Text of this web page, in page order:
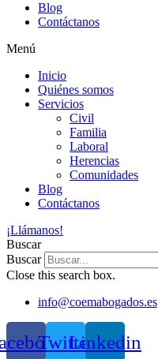
Blog
Contáctanos
Menú
Inicio
Quiénes somos
Servicios
Civil
Familia
Laboral
Herencias
Comunidades
Blog
Contáctanos
¡Llámanos!
Buscar
Buscar
Close this search box.
info@coemabogados.es
TwitterLinkedin